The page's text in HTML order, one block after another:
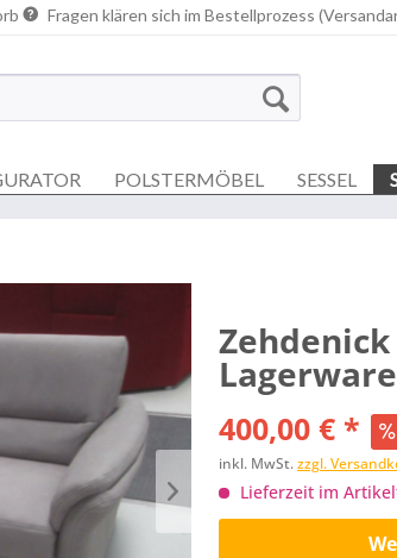
Fragen klären sich im Bestellprozess
POLSTERMÖBEL SESSEL
Zehdenick
Lagerware
400,00 € *
inkl. MwSt.zzgl.
Lieferzeit im